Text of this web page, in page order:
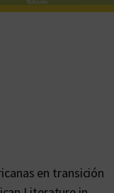
en transición